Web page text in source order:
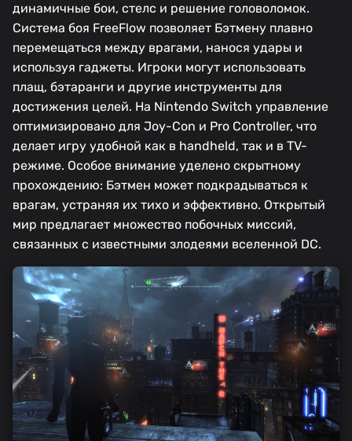
динамичные бои, стелс и решение головоломок.
Система боя FreeFlow позволяет Бэтмену плавно
перемещаться между врагами, нанося удары и
используя гаджеты. Игроки могут использовать
плащ, бэтаранги и другие инструменты для
достижения целей. На Nintendo Switch управление
оптимизировано для Joy-Con и Pro Controller, что
делает игру удобной как в handheld, так и в TV-
режиме. Особое внимание уделено скрытному
прохождению: Бэтмен может подкрадываться к
врагам, устраняя их тихо и эффективно. Открытый
мир предлагает множество побочных миссий,
связанных с известными злодеями вселенной DC.